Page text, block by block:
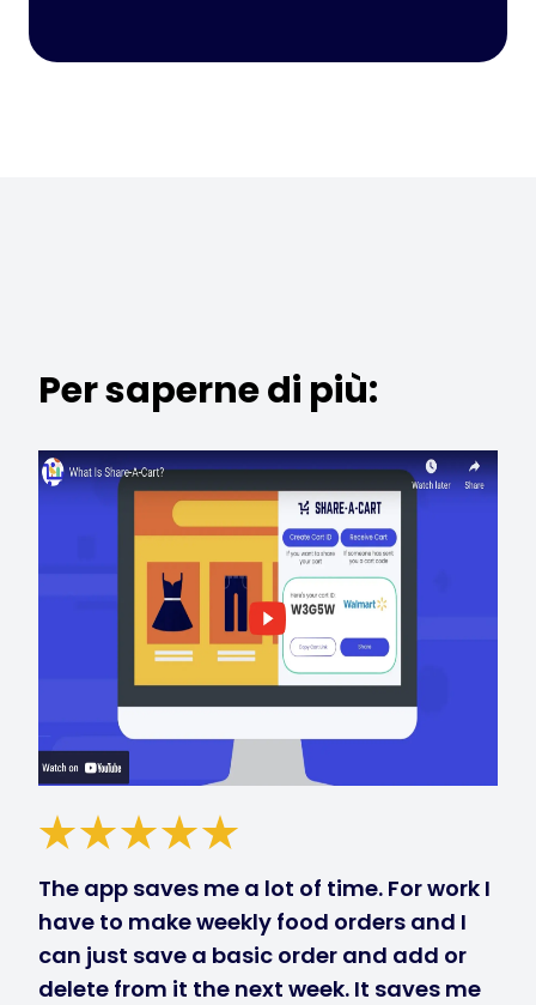
Per saperne di più:
The app saves me a lot of time. For work I
have to make weekly food orders and I
can just save a basic order and add or
delete from it the next week. It saves me